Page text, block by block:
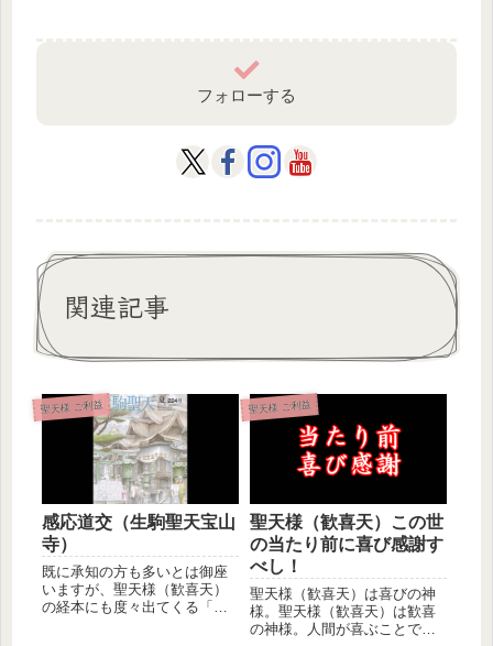
フォローする
関連記事
聖天様 ご利益
感応道交（生駒聖天宝山
寺）
既に承知の方も多いとは御座
いますが、聖天様（歓喜天）
の経本にも度々出てくる「感
聖天様 ご利益
聖天様（歓喜天）この世
の当たり前に喜び感謝す
べし！
聖天様（歓喜天）は喜びの神
様。聖天様（歓喜天）は歓喜
の神様。人間が喜ぶことで聖